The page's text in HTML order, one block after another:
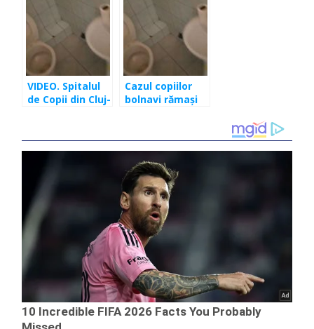
VIDEO. Spitalul
de Copii din Cluj-
Cazul copiilor
bolnavi rămaşi
Apă acuză
spitalul. Copiii
pe cine să
acuze?